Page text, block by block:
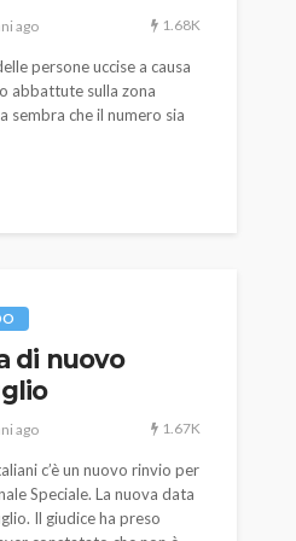
ago 1.68K
persone uccise a causa
abbattute sulla zona
sembra che il numero sia
di nuovo
ago 1.67K
c’è un nuovo rinvio per
Speciale. La nuova data
Il giudice ha preso
mondiale e
per
la stessa causa